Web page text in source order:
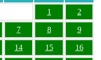
1
2
7 8 9
14 15 16